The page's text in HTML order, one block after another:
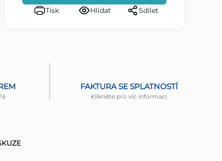
Tisk
Hlídat Sdílet
FAKTURA SE SPLATNOSTÍ
Klikněte pro víc informací